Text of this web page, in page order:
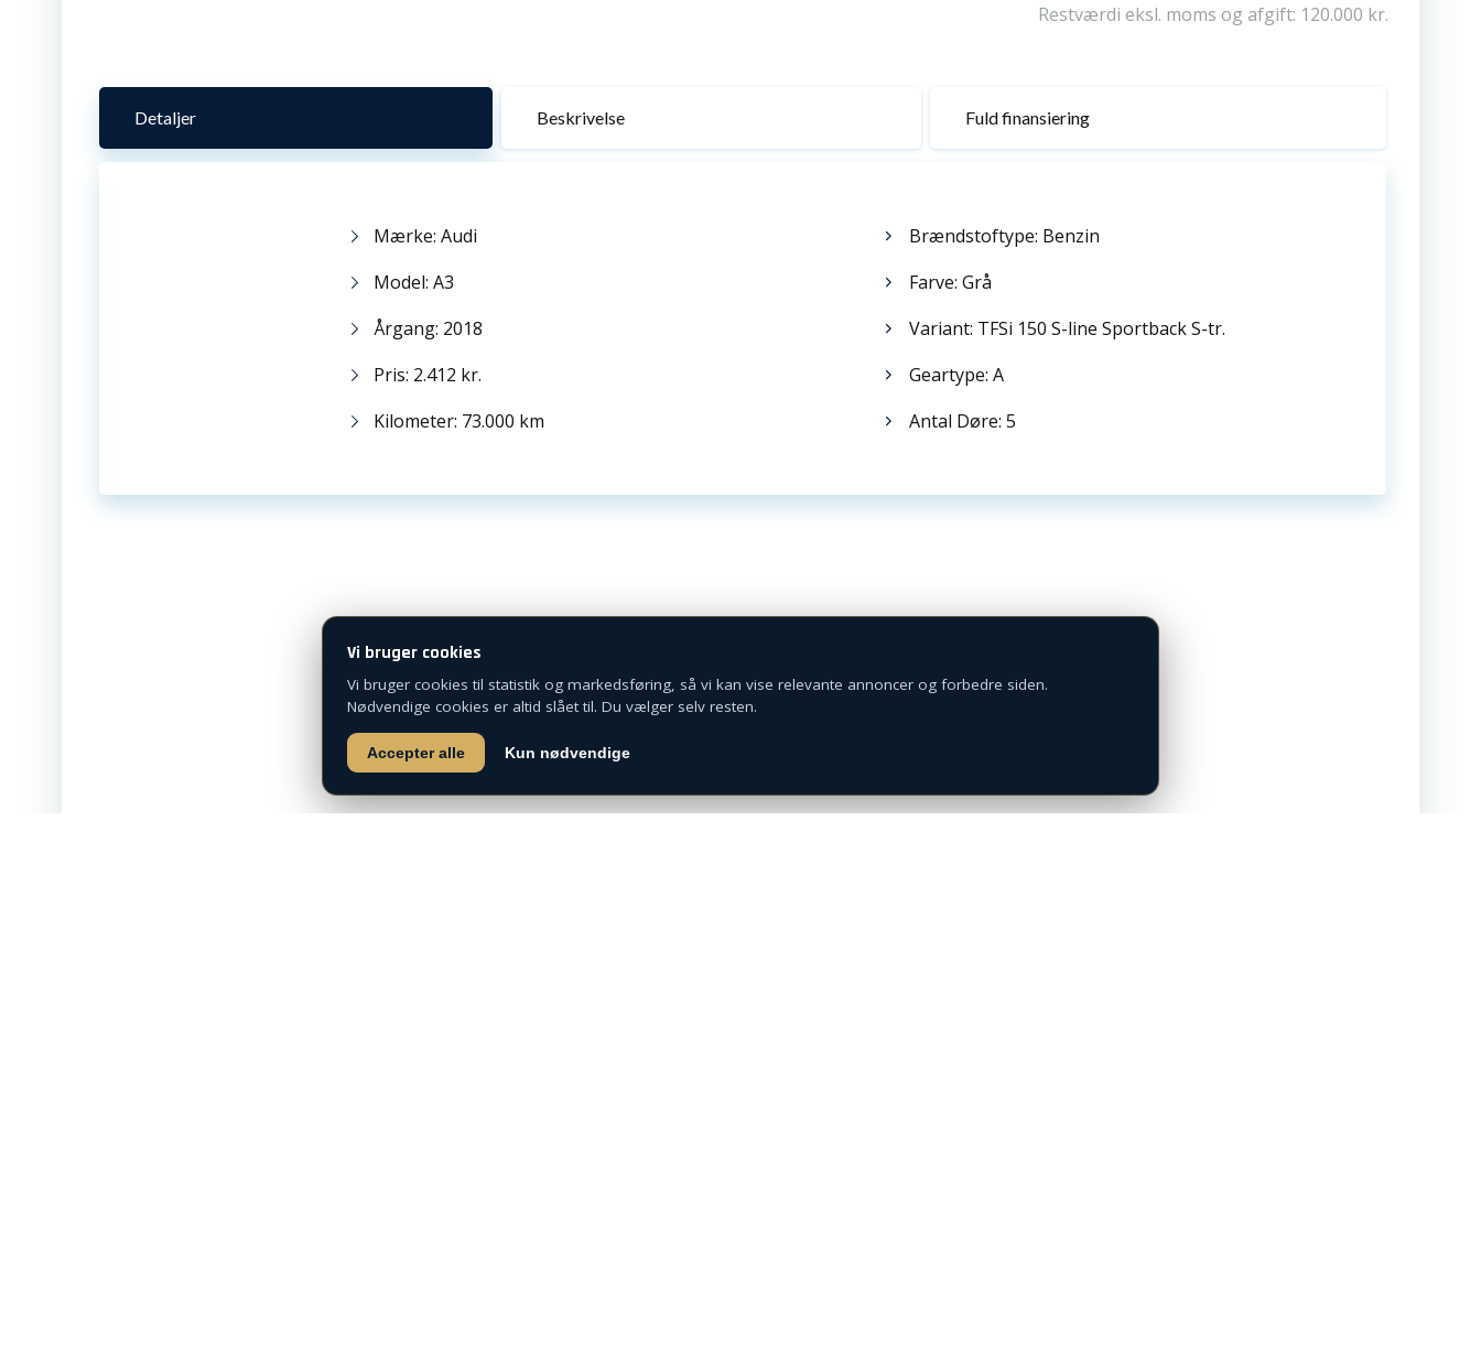
Restværdi eksl. moms og afgift: 120.000 kr.
Detaljer Beskrivelse Fuld finansiering
Mærke: Audi
Model: A3
Årgang: 2018
Pris: 2.412 kr.
Kilometer: 73.000 km
Brændstoftype: Benzin
Farve: Grå
Variant: TFSi 150 S-line Sportback S-tr.
Geartype: A
Antal Døre: 5
passion for biler, står vi klar med den bedste rådgivning
Udviklet af Witterseh
Cookie- og privatlivspolitik
Vi bruger cookies
Vi bruger cookies til statistik og markedsføring, så vi kan vise relevante annoncer og forbedre siden.
Nødvendige cookies er altid slået til. Du vælger selv resten.
Accepter alle Kun nødvendige